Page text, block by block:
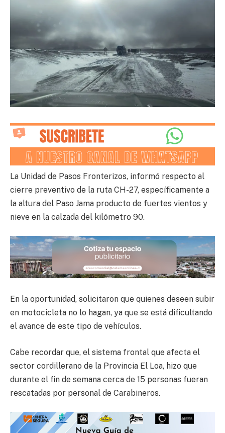
La Unidad de Pasos Fronterizos, informó respecto al
cierre preventivo de la ruta CH-27, específicamente a
la altura del Paso Jama producto de fuertes vientos y
nieve en la calzada del kilómetro 90.
En la oportunidad, solicitaron que quienes deseen subir
en motocicleta no lo hagan, ya que se está dificultando
el avance de este tipo de vehículos.
Cabe recordar que, el sistema frontal que afecta el
sector cordillerano de la Provincia El Loa, hizo que
durante el fin de semana cerca de 15 personas fueran
rescatadas por personal de Carabineros.